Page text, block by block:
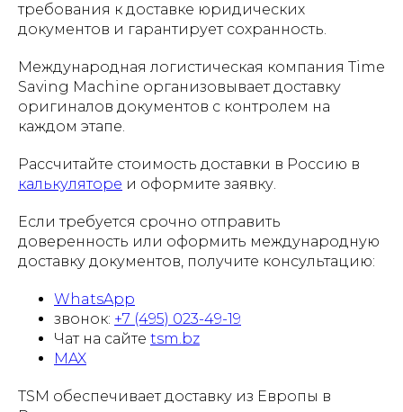
требования к доставке юридических
документов и гарантирует сохранность.
Международная логистическая компания Time
Saving Machine организовывает доставку
оригиналов документов с контролем на
каждом этапе.
Рассчитайте стоимость доставки в Россию в
калькуляторе и оформите заявку.
Если требуется срочно отправить
доверенность или оформить международную
доставку документов, получите консультацию:
WhatsApp
звонок: +7 (495) 023-49-19
Чат на сайте tsm.bz
MAX
TSM обеспечивает доставку из Европы в